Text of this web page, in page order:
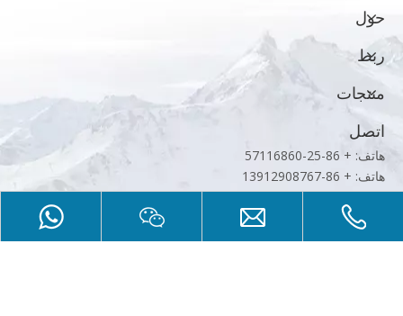
حول
ربط
منتجات
اتصل
هاتف: + 86-25-57116860
هاتف: + 86-13912908767
البريد الإلكتروني:info@wypumps.com
إضافة: رقم 3 شارع شياو ، مجمع شيونغتشو الصناعي ، لوهي ديستسيت
، نانجينغ ، جيانغسو ، الصين